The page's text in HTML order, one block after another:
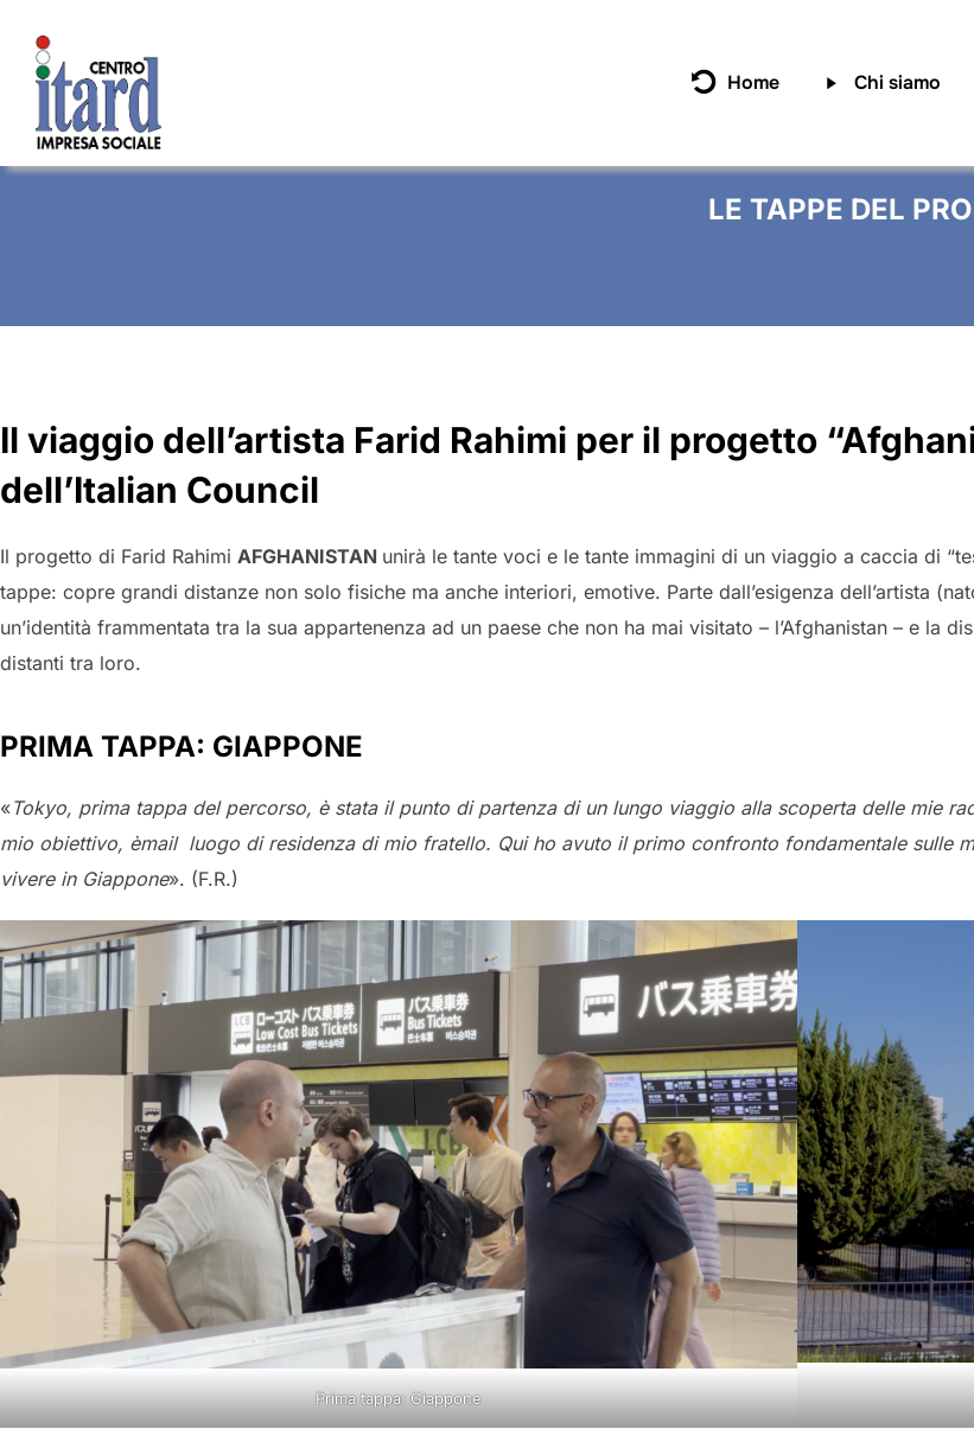
contenuto
Home Chi siamo
LE TAPPE DEL
Il viaggio dell’artista Farid Rahimi per il progetto
dell’Italian Council
Il progetto di Farid Rahimi AFGHANISTAN unirà le tante voci e le tante immagini di un viaggio a caccia di
tappe: copre grandi distanze non solo fisiche ma anche interiori, emotive. Parte dall’esigenza dell’artista
un’identità frammentata tra la sua appartenenza ad un paese che non ha mai visitato – l’Afghanistan – e la
distanti tra loro.
PRIMA TAPPA: GIAPPONE
«Tokyo, prima tappa del percorso, è stata il punto di partenza di un lungo viaggio alla scoperta delle mie
mio obiettivo, èmail luogo di residenza di mio fratello. Qui ho avuto il primo confronto fondamentale sulle
vivere in Giappone». (F.R.)
Prima tappa: Giappone